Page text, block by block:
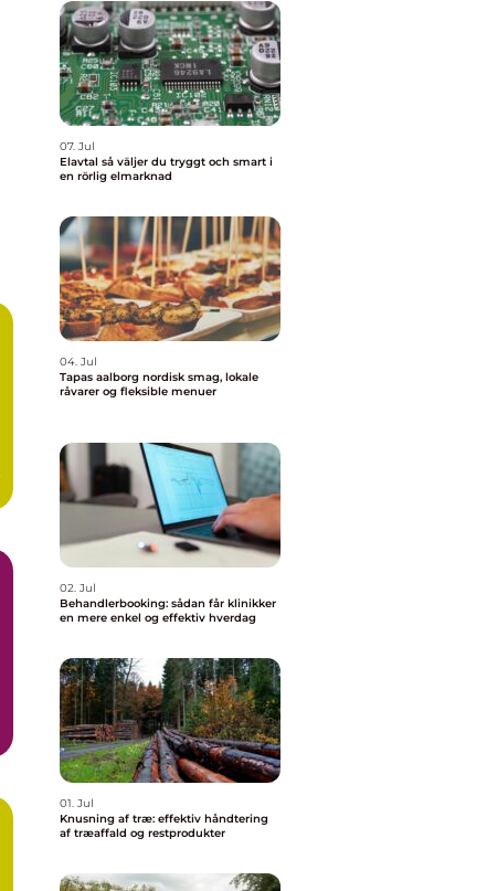
07. Jul
Elavtal så väljer du tryggt och smart i
en rörlig elmarknad
04. Jul
Tapas aalborg nordisk smag, lokale
råvarer og fleksible menuer
02. Jul
Behandlerbooking: sådan får klinikker
en mere enkel og effektiv hverdag
01. Jul
Knusning af træ: effektiv håndtering
af træaffald og restprodukter